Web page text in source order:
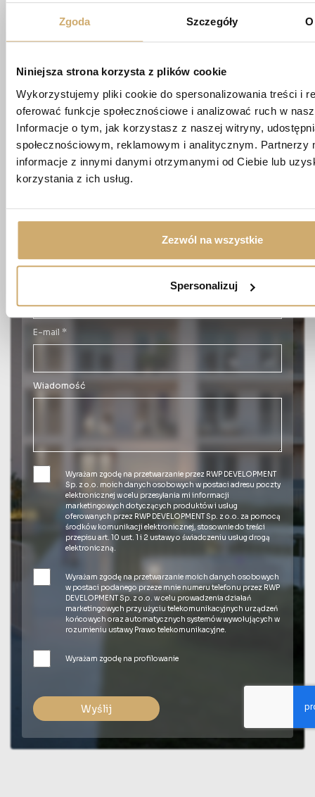
Zgoda Szczegóły
Niniejsza strona korzysta z plików cookie
Wykorzystujemy pliki cookie do spersonalizowania treści i
oferować funkcje społecznościowe i analizować ruch w
Informacje o tym, jak korzystasz z naszej witryny,
społecznościowym, reklamowym i analitycznym. Partnerzy
informacje z innymi danymi otrzymanymi od Ciebie lub
korzystania z ich usług.
Zezwól na wszystkie
Spersonalizuj
+48 663 689 911
ul. Wędrowna 1/87,
20-819 Lublin
Nazwisko *
E-mail *
Wiadomość
Wyrażam zgodę na przetwarzanie przez RWP DEVELOPMENT
Sp. z o.o. moich danych osobowych w postaci adresu poczty
elektronicznej w celu przesyłania mi informacji
marketingowych dotyczących produktów i usług
oferowanych przez RWP DEVELOPMENT Sp. z o.o. za pomocą
środków komunikacji elektronicznej, stosownie do treści
przepisu art. 10 ust. 1 i 2 ustawy o świadczeniu usług drogą
elektroniczną.
Wyrażam zgodę na przetwarzanie moich danych osobowych
w postaci podanego przeze mnie numeru telefonu przez RWP
DEVELOPMENT Sp. z o.o. w celu prowadzenia działań
marketingowych przy użyciu telekomunikacyjnych urządzeń
końcowych oraz automatycznych systemów wywołujących w
rozumieniu ustawy Prawo telekomunikacyjne.
Wyrażam zgodę na profilowanie
Wyślij